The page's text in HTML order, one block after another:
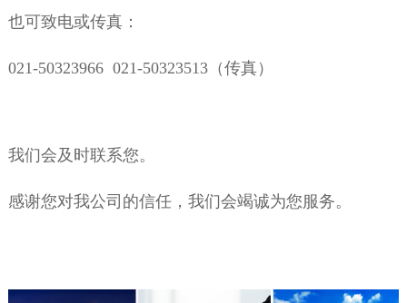
也可致电或传真：
021-50323966 021-50323513（传真）
我们会及时联系您。
感谢您对我公司的信任，我们会竭诚为您服务。